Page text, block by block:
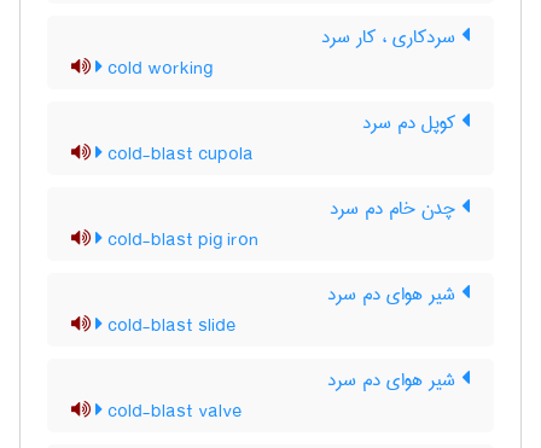
سردکاری ، کار سرد
cold working
کوپل دم سرد
cold-blast cupola
چدن خام دم سرد
cold-blast pig iron
شیر هوای دم سرد
cold-blast slide
شیر هوای دم سرد
cold-blast valve